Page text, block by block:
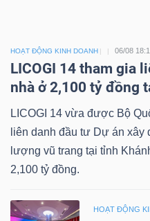
HOẠT ĐỘNG KINH DOANH 06/08
LICOGI 14 tham gia
nhà ở 2,100 tỷ đồng
LICOGI 14 vừa được Bộ
liên danh đầu tư Dự án
lượng vũ trang tại tỉnh
2,100 tỷ đồng.
HOẠT ĐỘNG